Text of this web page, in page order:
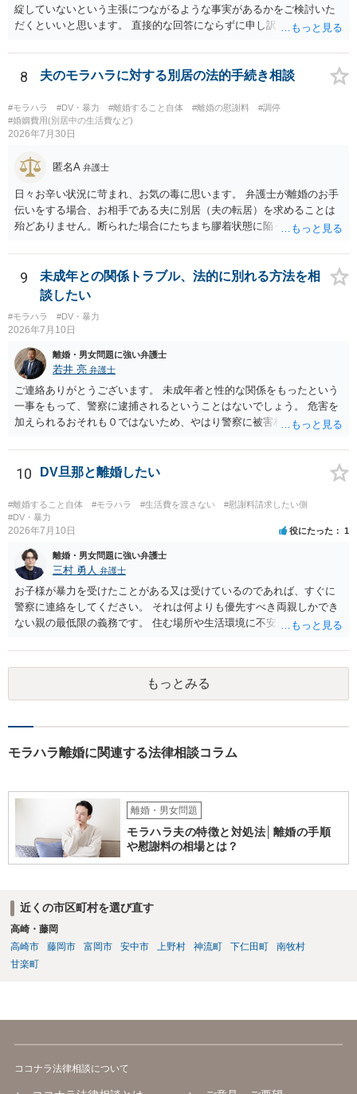
綻していないという主張につながるような事実があるかをご検討いた
だくといいと思います。 直接的な回答にならずに申し訳ございません
8 夫のモラハラに対する別居の法的手続き相談
#モラハラ #DV・暴力 #離婚すること自体 #離婚の慰謝料
#調停
#婚姻費用(別居中の生活費など)
2026年7月30日
匿名A 弁護士
日々お辛い状況に苛まれ、お気の毒に思います。 弁護士が離婚のお手
伝いをする場合、お相手である夫に別居（夫の転居）を求めることは
殆どありません。断られた場合にたちまち膠着状態に陥ってしまうの
高いためです。 実務的には、ご相談者さまが転居する形で離婚協議等
を進める選択を採らざるを得ないことが圧倒的多数です。
9
未成年との関係トラブル、法的に別れる方法を相
談したい
#モラハラ #DV・暴力
2026年7月10日
離婚・男女問題に強い弁護士
若井 亮 弁護士
ご連絡ありがとうございます。 未成年者と性的な関係をもったという
一事をもって、警察に逮捕されるということはないでしょう。 危害を
加えられるおそれも０ではないため、やはり警察に被害相談するべき
10 DV旦那と離婚したい
#離婚すること自体 #モラハラ #生活費を渡さない
#慰謝料請求したい側
#DV・暴力
2026年7月10日 役にたった 1
離婚・男女問題に強い弁護士
三村 勇人 弁護士
お子様が暴力を受けたことがある又は受けているのであれば、すぐに
警察に連絡をしてください。 それは何よりも優先すべき両親しかでき
ない親の最低限の義務です。 住む場所や生活環境に不安があるようで
場所を特定されないような措置も行っていただけます。 また、日本で
は離婚が認められにくいですが、暴力がある場合には、すぐに認めら
れます。 暴力を受けた際に、警察を呼んでください。その証拠だけで
十分です。それ以外は必要ありません。 なお、現在暴力を受けていな
し、婚姻費用は年収が高い方が低いほうに支払う義務ですから婚姻費
もっとみる
モラハラ離婚に関連する法律相談コラム
離婚・男女問題
モラハラ夫の特徴と対処法│離婚の手順
や慰謝料の相場とは？
近くの市区町村を選び直す
高崎・藤岡
高崎市
藤岡市 富岡市 安中市 上野村 神流町 下仁田町
南牧村
甘楽町
ココナラ法律相談について